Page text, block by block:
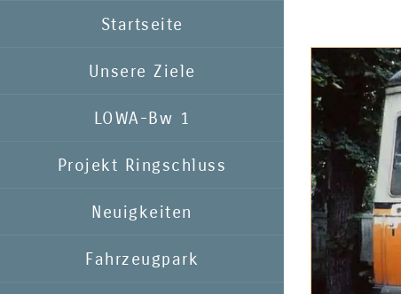
Startseite
Unsere Ziele
LOWA-Bw 1
Projekt Ringschluss
Neuigkeiten
Fahrzeugpark